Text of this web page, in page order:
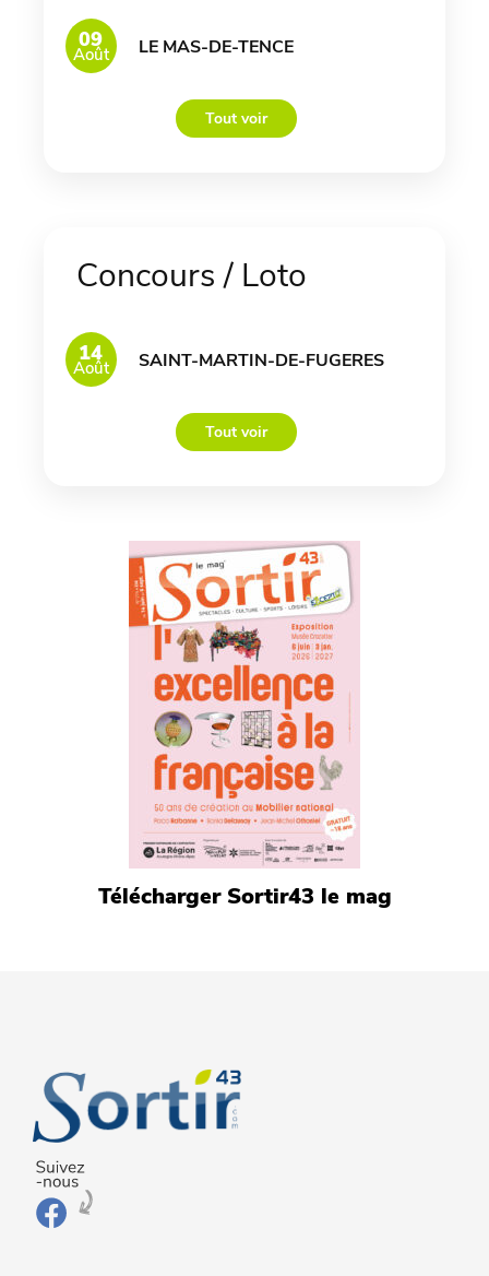
09
Août LE MAS-DE-TENCE
Tout voir
Concours / Loto
14
Août SAINT-MARTIN-DE-FUGERES
Tout voir
Télécharger Sortir43 le mag